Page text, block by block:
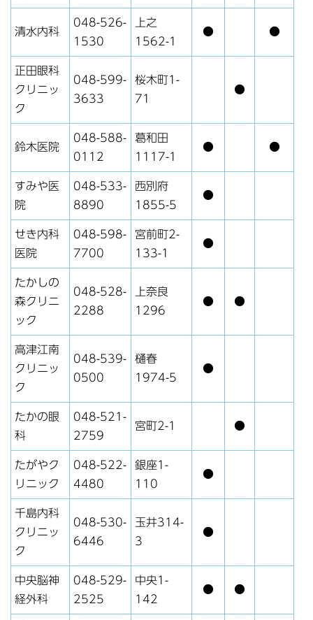
清水内科
048-526-
1530
上之
1562-1
● ●
正田眼科
クリニッ
ク
048-599-
3633
桜木町1-
71
●
鈴木医院
048-588-
0112
葛和田
1117-1
● ●
すみや医
院
048-533-
8890
西別府
1855-5
●
せき内科
医院
048-598-
7700
宮前町2-
133-1
●
たかしの
森クリニ
ック
048-528-
2288
上奈良
1296
● ●
高津江南
クリニッ
ク
048-539-
0500
樋春
1974-5
●
たかの眼
科
048-521-
2759
宮町2-1 ●
たがやク
リニック
048-522-
4480
銀座1-
110
●
千島内科
クリニッ
ク
048-530-
6446
玉井314-
3
●
中央脳神
経外科
048-529-
2525
中央1-
142
● ●